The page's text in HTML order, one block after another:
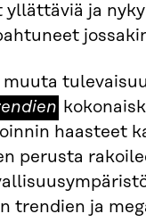
yllättäviä ja
haasteet
perusta
trendien ja